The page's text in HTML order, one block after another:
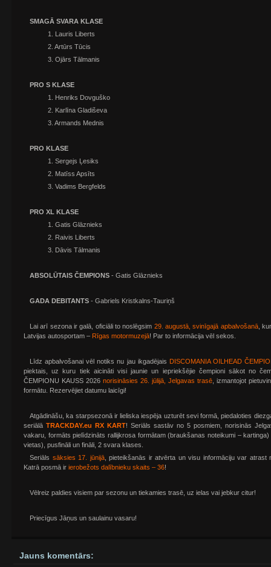
SMAGĀ SVARA KLASE
1. Lauris Liberts
2. Artūrs Tūcis
3. Ojārs Tālmanis
PRO S KLASE
1. Henriks Dovguško
2. Karlīna Gladiševa
3. Armands Mednis
PRO KLASE
1. Sergejs Ļesiks
2. Matīss Apsīts
3. Vadims Bergfelds
PRO XL KLASE
1. Gatis Glāznieks
2. Raivis Liberts
3. Dāvis Tālmanis
ABSOLŪTAIS ČEMPIONS - Gatis Glāznieks
GADA DEBITANTS - Gabriels Kristkalns-Tauriņš
Lai arī sezona ir galā, oficiāli to noslēgsim 29. augustā, svinīgajā apbalvošanā,
Latvijas autosportam – Rīgas motormuzejā! Par to informācija vēl sekos.
Līdz apbalvošanai vēl notiks nu jau ikgadējais DISCOMANIA OILHEAD
piektais, uz kuru tiek aicināti visi jaunie un iepriekšējie čempioni sākot no
ČEMPIONU KAUSS 2026 norisināsies 26. jūlijā, Jelgavas trasē , izmantojot
formātu. Rezervējiet datumu laicīgi!
Atgādināšu, ka starpsezonā ir lieliska iespēja uzturēt sevi formā, piedaloties
seriālā TRACKDAY.eu RX KART! Seriāls sastāv no 5 posmiem, norisinās
vakaru, formāts pielīdzināts rallijkrosa formātam (braukšanas noteikumi –
vietas), pusfināli un fināli, 2 svara klases.
Seriāls sāksies 17. jūnijā, pieteikšanās ir atvērta un visu informāciju var atrast
Katrā posmā ir ierobežots dalībnieku skaits – 36!
Vēlreiz paldies visiem par sezonu un tiekamies trasē, uz ielas vai jebkur citur!
Priecīgus Jāņus un saulainu vasaru!
Jauns komentārs: